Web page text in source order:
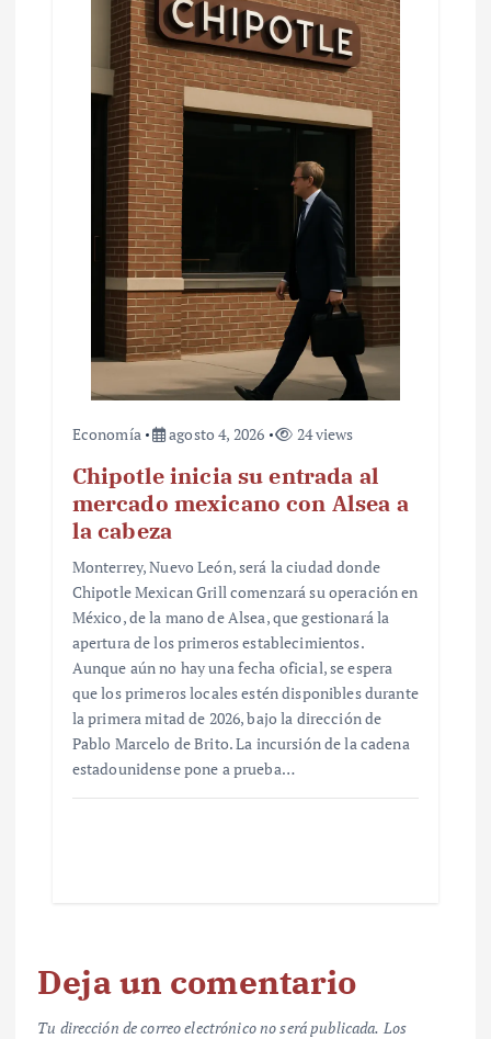
Economía agosto 4, 2026 24 views
Chipotle inicia su entrada al
mercado mexicano con Alsea a
la cabeza
Monterrey, Nuevo León, será la ciudad donde
Chipotle Mexican Grill comenzará su operación en
México, de la mano de Alsea, que gestionará la
apertura de los primeros establecimientos.
Aunque aún no hay una fecha oficial, se espera
que los primeros locales estén disponibles durante
la primera mitad de 2026, bajo la dirección de
Pablo Marcelo de Brito. La incursión de la cadena
estadounidense pone a prueba…
Deja un comentario
Tu dirección de correo electrónico no será publicada. Los